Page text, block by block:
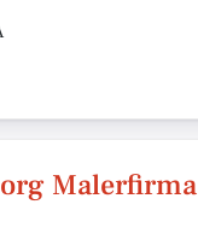
Malerfirma